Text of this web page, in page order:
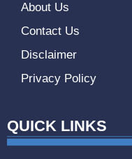
About Us
Contact Us
Disclaimer
Privacy Policy
QUICK LINKS